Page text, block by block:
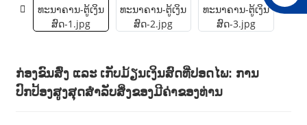
ກ່ອງຂົນສົ່ງ ແລະ ເກັບມ້ຽນເງິນສົດທີ່ປອດໄພ: ການ
ປົກປ້ອງສູງສຸດສຳລັບສິ່ງຂອງມີຄ່າຂອງທ່ານ